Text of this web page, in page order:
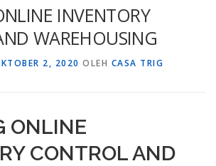
SERTIFIKASI EVALUASI
INVENTORY
WAREHOUSING
2, 2020 OLEH CASA TRIG
ONLINE
CONTROL AND